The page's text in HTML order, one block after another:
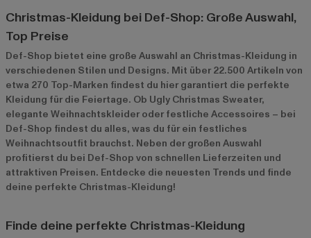
Christmas-Kleidung bei Def-Shop: Große Auswahl,
Top Preise
Def-Shop bietet eine große Auswahl an Christmas-Kleidung in
verschiedenen Stilen und Designs. Mit über 22.500 Artikeln von
etwa 270 Top-Marken findest du hier garantiert die perfekte
Kleidung für die Feiertage. Ob Ugly Christmas Sweater,
elegante Weihnachtskleider oder festliche Accessoires – bei
Def-Shop findest du alles, was du für ein festliches
Weihnachtsoutfit brauchst. Neben der großen Auswahl
profitierst du bei Def-Shop von schnellen Lieferzeiten und
attraktiven Preisen. Entdecke die neuesten Trends und finde
deine perfekte Christmas-Kleidung!
Finde deine perfekte Christmas-Kleidung